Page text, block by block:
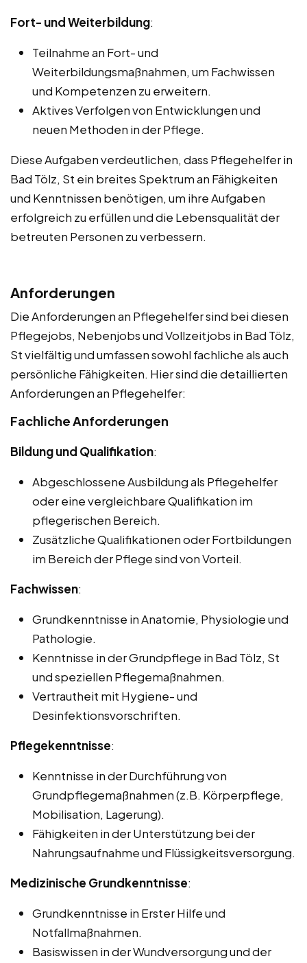
Fort- und Weiterbildung:
Teilnahme an Fort- und
Weiterbildungsmaßnahmen, um Fachwissen
und Kompetenzen zu erweitern.
Aktives Verfolgen von Entwicklungen und
neuen Methoden in der Pflege.
Diese Aufgaben verdeutlichen, dass Pflegehelfer in
Bad Tölz, St ein breites Spektrum an Fähigkeiten
und Kenntnissen benötigen, um ihre Aufgaben
erfolgreich zu erfüllen und die Lebensqualität der
betreuten Personen zu verbessern.
Anforderungen
Die Anforderungen an Pflegehelfer sind bei diesen
Pflegejobs, Nebenjobs und Vollzeitjobs in Bad Tölz,
St vielfältig und umfassen sowohl fachliche als auch
persönliche Fähigkeiten. Hier sind die detaillierten
Anforderungen an Pflegehelfer:
Fachliche Anforderungen
Bildung und Qualifikation:
Abgeschlossene Ausbildung als Pflegehelfer
oder eine vergleichbare Qualifikation im
pflegerischen Bereich.
Zusätzliche Qualifikationen oder Fortbildungen
im Bereich der Pflege sind von Vorteil.
Fachwissen:
Grundkenntnisse in Anatomie, Physiologie und
Pathologie.
Kenntnisse in der Grundpflege in Bad Tölz, St
und speziellen Pflegemaßnahmen.
Vertrautheit mit Hygiene- und
Desinfektionsvorschriften.
Pflegekenntnisse:
Kenntnisse in der Durchführung von
Grundpflegemaßnahmen (z.B. Körperpflege,
Mobilisation, Lagerung).
Fähigkeiten in der Unterstützung bei der
Nahrungsaufnahme und Flüssigkeitsversorgung.
Medizinische Grundkenntnisse:
Grundkenntnisse in Erster Hilfe und
Notfallmaßnahmen.
Basiswissen in der Wundversorgung und der